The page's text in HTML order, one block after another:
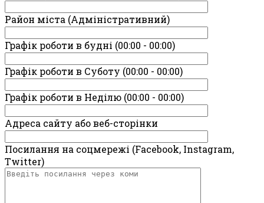
Район міста (Адміністративний)
Графік роботи в будні (00:00 - 00:00)
Графік роботи в Суботу (00:00 - 00:00)
Графік роботи в Неділю (00:00 - 00:00)
Адреса сайту або веб-сторінки
Посилання на соцмережі (Facebook, Instagram,
Twitter)